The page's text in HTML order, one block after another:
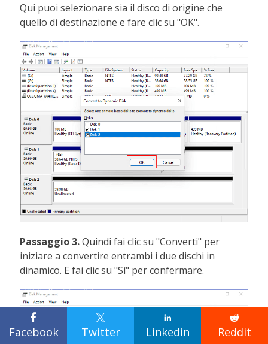

Facebook

Twitter

Linkedin

Reddit
Qui puoi selezionare sia il disco di origine che
quello di destinazione e fare clic su "OK".
Passaggio 3.Quindi fai clic su "Converti" per
iniziare a convertire entrambi i due dischi in
dinamico. E fai clic su "Sì" per confermare.